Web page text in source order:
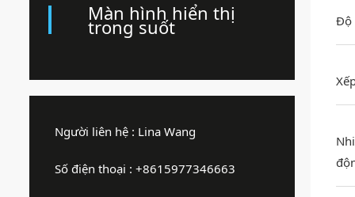
Màn hình hiển thị
trong suốt
Người liên hệ : Lina Wang
Số điện thoại : +8615977346663
Độ